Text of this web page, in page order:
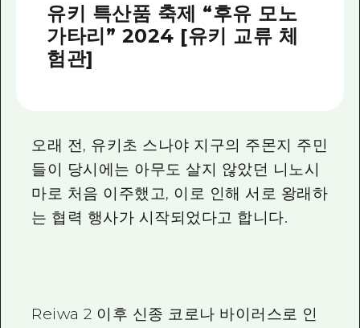
유키 특산품 축제 “후유 모노
가타리” 2024 [유키 교류 체
험관]
오래 전, 유키초 스나야 지구의 주몬지 주민
들이 당시에는 아무도 살지 않았던 니노시
마로 처음 이주했고, 이로 인해 서로 왕래하
는 협력 행사가 시작되었다고 합니다.
Reiwa 2 이후 신종 코로나 바이러스로 인